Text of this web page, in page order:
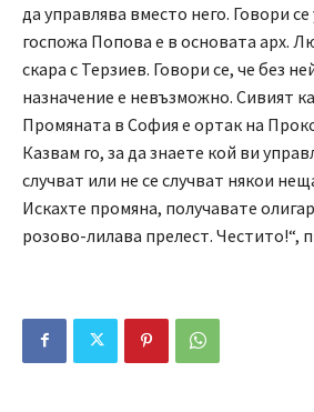
да управлява вместо него. Говори
госпожа Попова е в основата арх.
скара с Терзиев. Говори се, че без
назначение е невъзможно. Сивият
Промяната в София е ортак на
Казвам го, за да знаете кой ви
случват или не се случват някои
Искахте промяна, получавате
розово-лилава прелест. Честито!“,